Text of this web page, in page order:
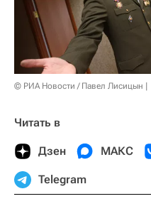
© РИА Новости / Павел Лисицын
Читать в
Дзен МАКС
Telegram